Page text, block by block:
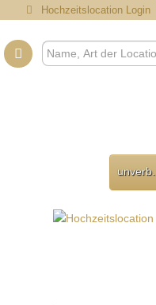
Hochzeitslocation Login